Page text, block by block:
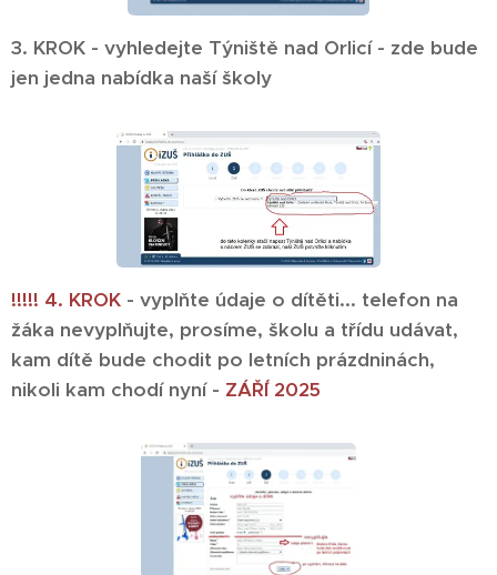
3. KROK - vyhledejte Týniště nad Orlicí - zde bude
jen jedna nabídka naší školy
!!!!! 4. KROK - vyplňte údaje o dítěti... telefon na
žáka nevyplňujte, prosíme, školu a třídu udávat,
kam dítě bude chodit po letních prázdninách,
nikoli kam chodí nyní - ZÁŘ´Í 2025